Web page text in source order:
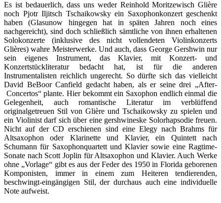
Es ist bedauerlich, dass uns weder Reinhold Moritzewisch Glière
noch Pjotr Iljitsch Tschaikowsky ein Saxophonkonzert geschenkt
haben (Glasunow hingegen hat in späten Jahren noch eines
nachgereicht), sind doch schließlich sämtliche von ihnen erhaltenen
Solokonzerte (inklusive des nicht vollendeten Violinkonzerts
Glières) wahre Meisterwerke. Und auch, dass George Gershwin nur
sein eigenes Instrument, das Klavier, mit Konzert- und
Konzertstückliteratur bedacht hat, ist für die anderen
Instrumentalisten reichlich ungerecht. So dürfte sich das vielleicht
David BeBoor Canfield gedacht haben, als er seine drei „After-
Concertos“ plante. Hier bekommt ein Saxophon endlich einmal die
Gelegenheit, auch romantische Literatur im verblüffend
originalgetreuen Stil von Glière und Tschaikowsky zu spielen und
ein Violinist darf sich über eine gershwineske Solorhapsodie freuen.
Nicht auf der CD erschienen sind eine Elegy nach Brahms für
Altsaxophon oder Klarinette und Klavier, ein Quintett nach
Schumann für Saxophonquartett und Klavier sowie eine Ragtime-
Sonate nach Scott Joplin für Altsaxophon und Klavier. Auch Werke
ohne „Vorlage“ gibt es aus der Feder des 1950 in Florida geborenen
Komponisten, immer in einem zum Heiteren tendierenden,
beschwingt-eingängigen Stil, der durchaus auch eine individuelle
Note aufweist.